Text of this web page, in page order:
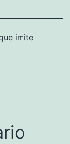
imite